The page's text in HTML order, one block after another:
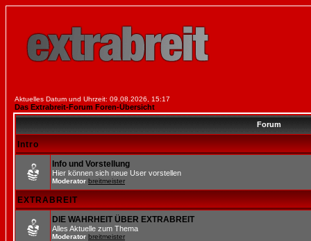
Aktuelles Datum und Uhrzeit: 09.08.2026, 15:17
Das Extrabreit-Forum Foren-Übersicht
Forum
Intro
Info und Vorstellung
Hier können sich neue User vorstellen
Moderator breitmeister
EXTRABREIT
DIE WAHRHEIT ÜBER EXTRABREIT
Alles Aktuelle zum Thema
Moderator breitmeister